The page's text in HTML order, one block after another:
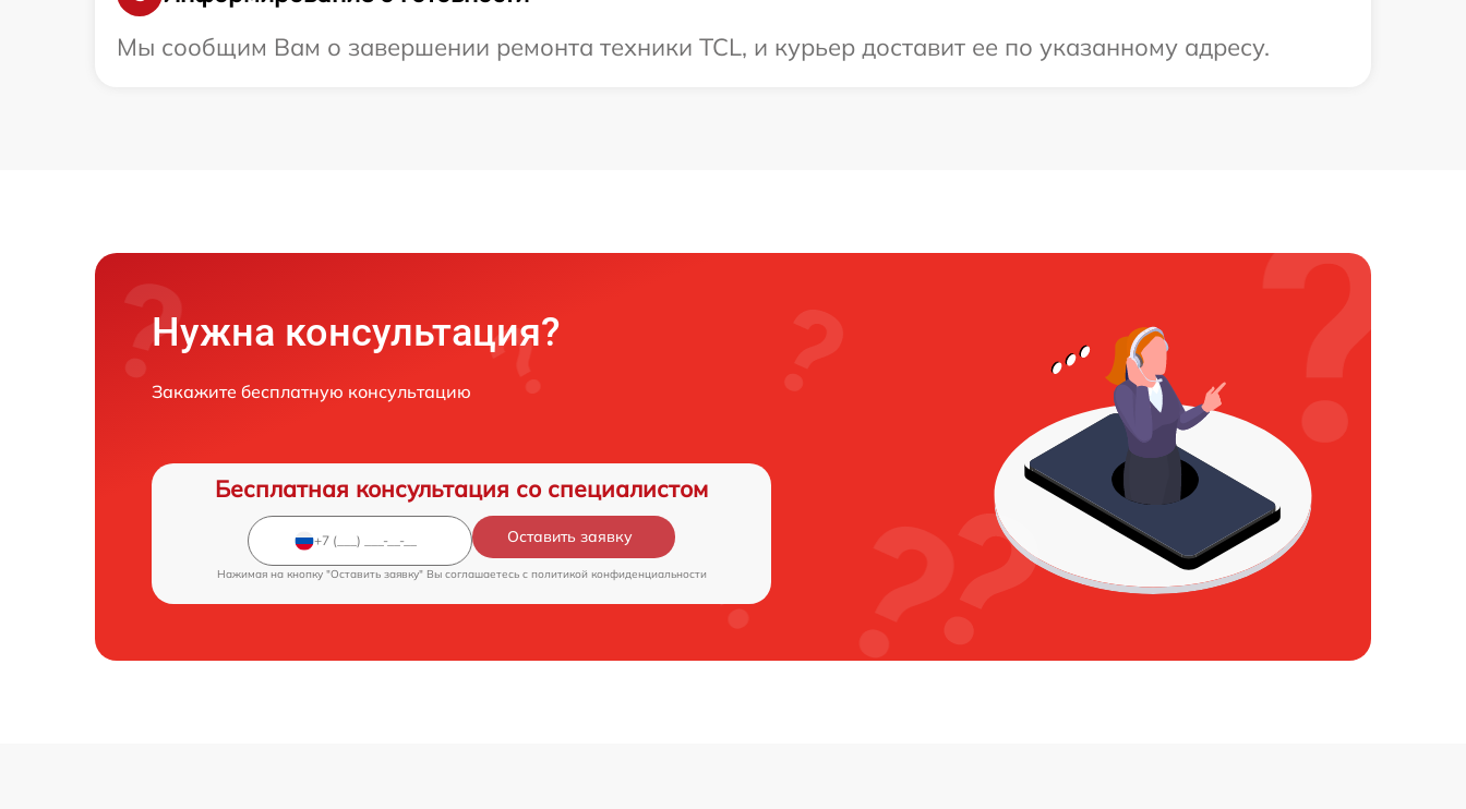
Мы сообщим Вам о завершении ремонта техники TCL, и курьер доставит ее по указанному адресу.
Нужна консультация?
Закажите бесплатную консультацию
Бесплатная консультация со специалистом
Оставить заявку
Нажимая на кнопку "Оставить заявку" Вы соглашаетесь c политикой конфиденциальности